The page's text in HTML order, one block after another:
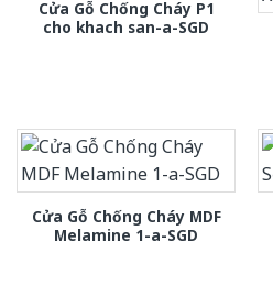
Cửa Gỗ Chống Cháy P1
cho khach san-a-SGD
Cửa Gỗ Chống Cháy MDF
Melamine 1-a-SGD